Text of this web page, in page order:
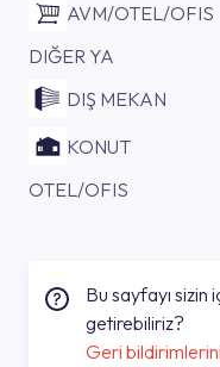
AVM/OTEL/OFIS
DIĞER YA
DIŞ MEKAN
KONUT
OTEL/OFIS
Bu sayfayı sizin
getirebiliriz?
Geri